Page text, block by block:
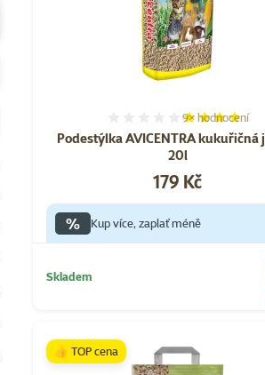
Podestýlka AVICENTRA kukuřičná
20l
Hodnocení
9× hodnocení
Cena
179 Kč
% Kup více, zaplať méně
Skladem
👍 TOP cena